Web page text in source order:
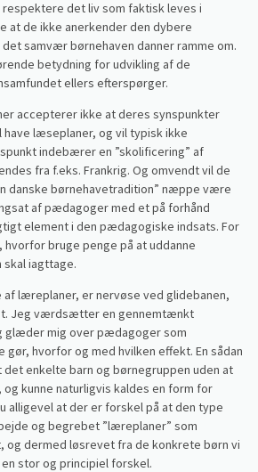
det liv som faktisk leves i
at de ikke anerkender den dybere
samvær børnehaven danner ramme om.
betydning for udvikling af de
ellers efterspørger.
accepterer ikke at deres synspunkter
læseplaner, og vil typisk ikke
indebærer en ”skolificering” af
fra f.eks. Frankrig. Og omvendt vil de
danske børnehavetradition” næppe være
af pædagoger med et på forhånd
element i den pædagogiske indsats. For
bruge penge på at uddanne
iagttage.
af læreplaner, er nervøse ved glidebanen,
Jeg værdsætter en gennemtænkt
glæder mig over pædagoger som
hvorfor og med hvilken effekt. En sådan
enkelte barn og børnegruppen uden at
kunne naturligvis kaldes en form for
alligevel at der er forskel på at den type
og begrebet ”læreplaner” som
og dermed løsrevet fra de konkrete børn vi
stor og principiel forskel.